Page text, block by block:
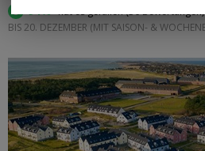
94% hat es gefallen (36 Bewertungen)
←